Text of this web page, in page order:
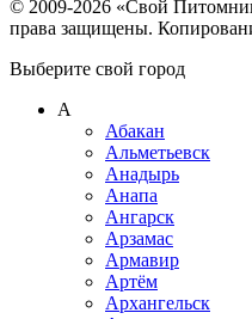
© 2009-2026 «Свой
права защищены.
Выберите свой город
А
Абакан
Альметьевск
Анадырь
Анапа
Ангарск
Арзамас
Армавир
Артём
Архангельск